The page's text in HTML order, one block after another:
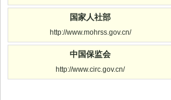
国家人社部
http://www.mohrss.gov.cn/
中国保监会
http://www.circ.gov.cn/